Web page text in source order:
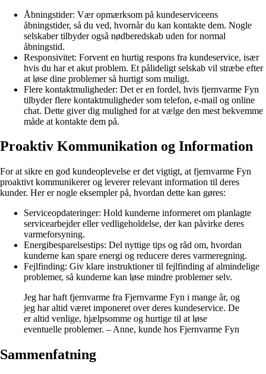
Åbningstider: Vær opmærksom på kundeserviceens
åbningstider, så du ved, hvornår du kan kontakte dem. Nogle
selskaber tilbyder også nødberedskab uden for normal
åbningstid.
Responsivitet: Forvent en hurtig respons fra kundeservice, især
hvis du har et akut problem. Et pålideligt selskab vil stræbe efter
at løse dine problemer så hurtigt som muligt.
Flere kontaktmuligheder: Det er en fordel, hvis fjernvarme Fyn
tilbyder flere kontaktmuligheder som telefon, e-mail og online
chat. Dette giver dig mulighed for at vælge den mest bekvemme
måde at kontakte dem på.
Proaktiv Kommunikation og Information
For at sikre en god kundeoplevelse er det vigtigt, at fjernvarme Fyn
proaktivt kommunikerer og leverer relevant information til deres
kunder. Her er nogle eksempler på, hvordan dette kan gøres:
Serviceopdateringer: Hold kunderne informeret om planlagte
servicearbejder eller vedligeholdelse, der kan påvirke deres
varmeforsyning.
Energibesparelsestips: Del nyttige tips og råd om, hvordan
kunderne kan spare energi og reducere deres varmeregning.
Fejlfinding: Giv klare instruktioner til fejlfinding af almindelige
problemer, så kunderne kan løse mindre problemer selv.
Jeg har haft fjernvarme fra Fjernvarme Fyn i mange år, og
jeg har altid været imponeret over deres kundeservice. De
er altid venlige, hjælpsomme og hurtige til at løse
eventuelle problemer. – Anne, kunde hos Fjernvarme Fyn
Sammenfatning